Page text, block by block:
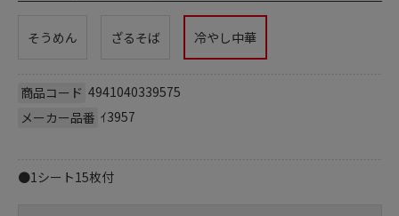
そうめん ざるそば 冷やし中華
商品コード 4941040339575
メーカー品番 ｲ3957
●1シート15枚付